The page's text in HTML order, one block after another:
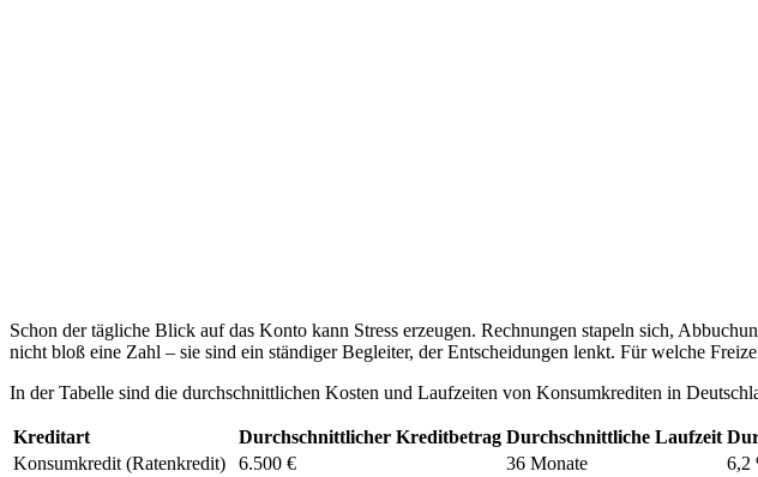
Schon der tägliche Blick auf das Konto kann Stress erzeugen. Rechnungen stapeln sich,
nicht bloß eine Zahl – sie sind ein ständiger Begleiter, der Entscheidungen lenkt. Für welche
In der Tabelle sind die durchschnittlichen Kosten und Laufzeiten von Konsumkrediten in
Kreditart Durchschnittlicher Kreditbetrag Durchschnittliche Laufzeit
Konsumkredit (Ratenkredit)
6.500 € 36 Monate
6,2